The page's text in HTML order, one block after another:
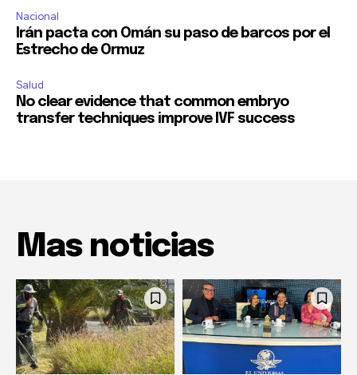
Nacional
Irán pacta con Omán su paso de barcos por el
Estrecho de Ormuz
Salud
No clear evidence that common embryo
transfer techniques improve IVF success
Mas noticias